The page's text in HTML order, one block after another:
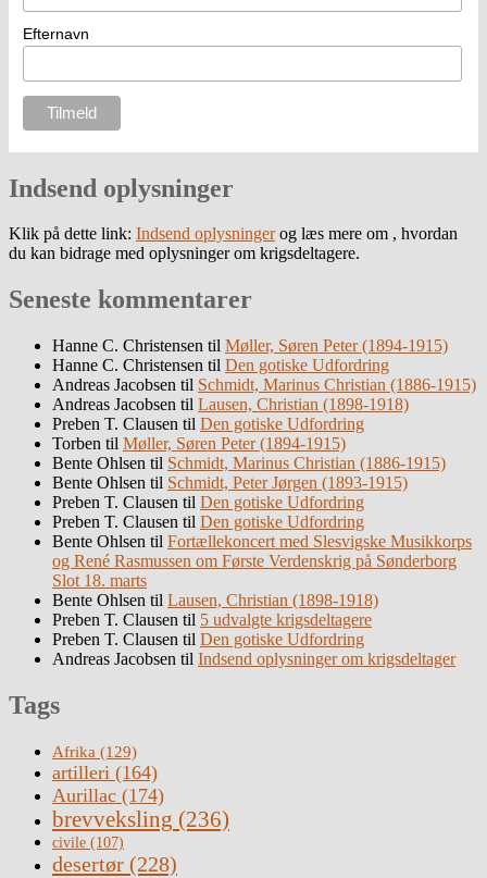
Efternavn
Indsend oplysninger
Klik på dette link: Indsend oplysningerog læs mere om , hvordan
du kan bidrage med oplysninger om krigsdeltagere.
Seneste kommentarer
Hanne C. Christensen til Møller, Søren Peter (1894-1915)
Hanne C. Christensen til Den gotiske Udfordring
Andreas Jacobsen til Schmidt, Marinus Christian (1886-1915)
Andreas Jacobsen til Lausen, Christian (1898-1918)
Preben T. Clausen til Den gotiske Udfordring
Torben til Møller, Søren Peter (1894-1915)
Bente Ohlsen til Schmidt, Marinus Christian (1886-1915)
Bente Ohlsen til Schmidt, Peter Jørgen (1893-1915)
Preben T. Clausen til Den gotiske Udfordring
Preben T. Clausen til Den gotiske Udfordring
Bente Ohlsen til Fortællekoncert med Slesvigske Musikkorps
og René Rasmussen om Første Verdenskrig på Sønderborg
Slot 18. marts
Bente Ohlsen til Lausen, Christian (1898-1918)
Preben T. Clausen til 5 udvalgte krigsdeltagere
Preben T. Clausen til Den gotiske Udfordring
Andreas Jacobsen til Indsend oplysninger om krigsdeltager
Tags
Afrika (129)
artilleri (164)
Aurillac (174)
brevveksling (236)
civile (107)
desertør (228)